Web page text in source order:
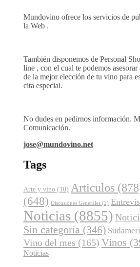
Mundovino ofrece los servicios de
la Web .
También disponemos de Personal
line , con el cual te podemos asesorar
de la mejor elección de tu vino para
cita especial.
No dudes en pedirnos información.
Comunicación.
jose@mundovino.net
Tags
Arte y vino (10) Articulos
(648) Discusiones Generales (2)
Noticias (8855)
Sin categoría (346)
Vino del mes (165) Vinos
Noticias